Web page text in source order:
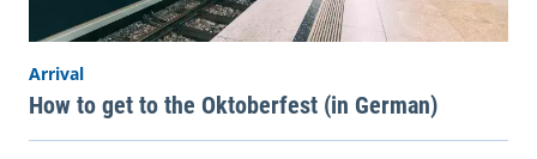
Arrival
How to get to the Oktoberfest (in German)